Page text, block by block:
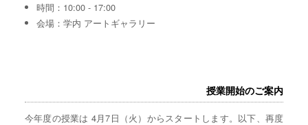
時間：10:00 - 17:00
会場：学内 アートギャラリー
授業開始のご案内
今年度の授業は 4月7日（火）からスタートします。以下、再度